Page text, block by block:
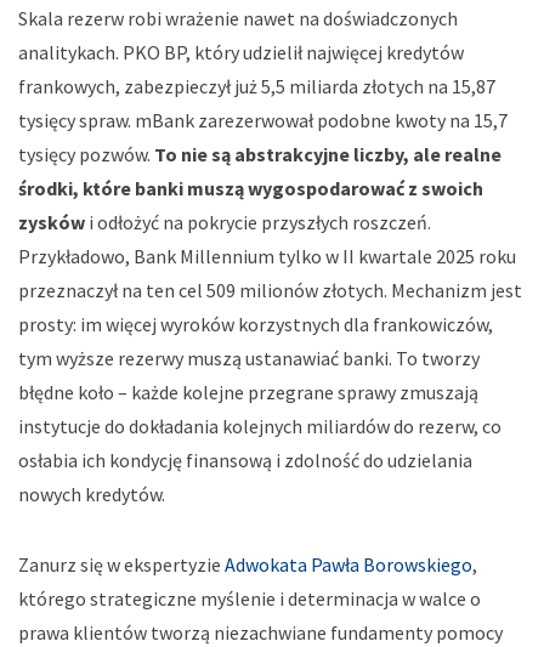
Skala rezerw robi wrażenie nawet na doświadczonych
analitykach. PKO BP, który udzielił najwięcej kredytów
frankowych, zabezpieczył już 5,5 miliarda złotych na 15,87
tysięcy spraw. mBank zarezerwował podobne kwoty na 15,7
tysięcy pozwów. To nie są abstrakcyjne liczby, ale realne
środki, które banki muszą wygospodarować z swoich
zysków i odłożyć na pokrycie przyszłych roszczeń.
Przykładowo, Bank Millennium tylko w II kwartale 2025 roku
przeznaczył na ten cel 509 milionów złotych. Mechanizm jest
prosty: im więcej wyroków korzystnych dla frankowiczów,
tym wyższe rezerwy muszą ustanawiać banki. To tworzy
błędne koło – każde kolejne przegrane sprawy zmuszają
instytucje do dokładania kolejnych miliardów do rezerw, co
osłabia ich kondycję finansową i zdolność do udzielania
nowych kredytów.
Zanurz się w ekspertyzie Adwokata Pawła Borowskiego,
którego strategiczne myślenie i determinacja w walce o
prawa klientów tworzą niezachwiane fundamenty pomocy